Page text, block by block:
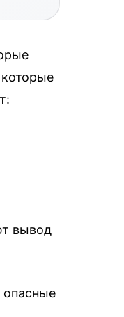
вывод
опасные